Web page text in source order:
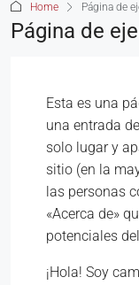
Home Página de
Página de
Esta es una
una entrada
solo lugar y
sitio (en la
las personas
«Acerca de»
potenciales
¡Hola! Soy